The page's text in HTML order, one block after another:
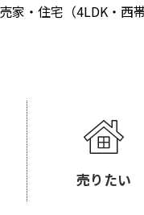
家・住宅（4LDK・西
売りたい